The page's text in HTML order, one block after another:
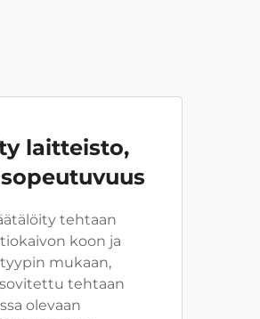
laitteisto,
tehtaan
koon ja
mukaan,
tehtaan
olevaan